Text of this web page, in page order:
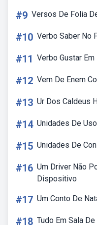
#9 Versos De Folia
#10 Verbo Saber No
#11 Verbo Gustar
#12 Vem De Enem
#13 Ur Dos Caldeus
#14 Unidades De
#15 Unidades De
#16 Um Driver Não
Dispositivo
#17 Um Conto De
#18 Tudo Em Sala